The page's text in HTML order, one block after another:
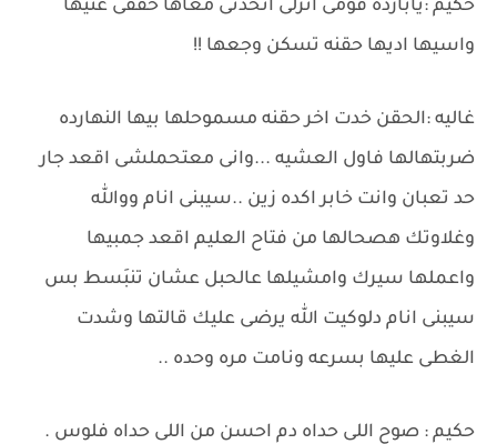
حكيم :يابارده قومى انزلى اتحدتى معاها خففى عنيها
واسيها اديها حقنه تسكن وجعها !!
غاليه :الحقن خدت اخر حقنه مسموحلها بيها النهارده
ضربتهالها فاول العشيه ...وانى معتحملشى اقعد جار
حد تعبان وانت خابر اكده زين ..سيبنى انام ووالله
وغلاوتك هصحالها من فتاح العليم اقعد جمبيها
واعملها سيرك وامشيلها عالحبل عشان تنبَسط بس
سيبنى انام دلوكيت الله يرضى عليك قالتها وشدت
الغطى عليها بسرعه ونامت مره وحده ..
حكيم : صوح اللى حداه دم احسن من اللى حداه فلوس .